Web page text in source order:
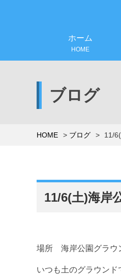
ホーム
HOME
ブログ
HOME ブログ 11/
11/6(土)海岸
場所 海岸公園グラウ
いつも土のグラウンド